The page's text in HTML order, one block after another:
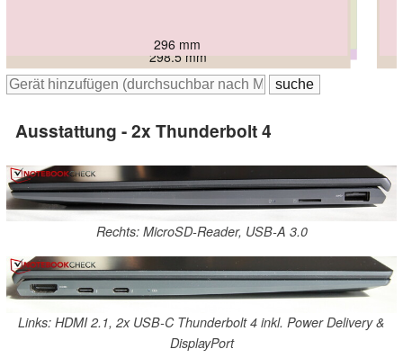
304.1 mm
304.2 mm
304 mm
304 mm
298.5 mm
296 mm
Ausstattung - 2x Thunderbolt 4
Rechts: MicroSD-Reader, USB-A 3.0
Links: HDMI 2.1, 2x USB-C Thunderbolt 4 inkl. Power Delivery &
DisplayPort